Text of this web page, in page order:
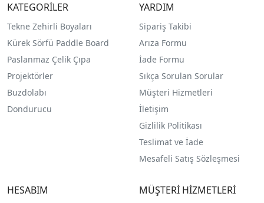
KATEGORİLER
Tekne Zehirli Boyaları
Kürek Sörfü Paddle Board
Paslanmaz Çelik Çıpa
Projektörler
Buzdolabı
Dondurucu
YARDIM
Sipariş Takibi
Arıza Formu
İade Formu
Sıkça Sorulan Sorular
Müşteri Hizmetleri
İletişim
Gizlilik Politikası
Teslimat ve İade
Mesafeli Satış Sözleşmesi
HESABIM MÜŞTERİ HİZMETLERİ